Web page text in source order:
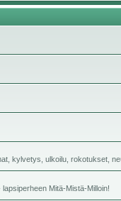
kylvetys, ulkoilu, rokotukset,
Mitä-Mistä-Milloin!